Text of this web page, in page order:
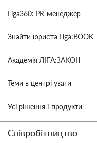
Liga360: PR-менеджер
Знайти юриста Liga:BOOK
Академія ЛІГА:ЗАКОН
Теми в центрі уваги
Усі рішення і продукти
Співробітництво